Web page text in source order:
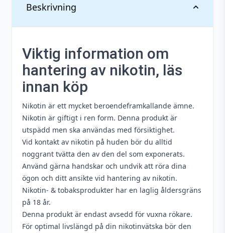
Beskrivning
Viktig information om
hantering av nikotin, läs
innan köp
Nikotin är ett mycket beroendeframkallande ämne.
Nikotin är giftigt i ren form. Denna produkt är
utspädd men ska användas med försiktighet.
Vid kontakt av nikotin på huden bör du alltid
noggrant tvätta den av den del som exponerats.
Använd gärna handskar och undvik att röra dina
ögon och ditt ansikte vid hantering av nikotin.
Nikotin- & tobaksprodukter har en laglig åldersgräns
på 18 år.
Denna produkt är endast avsedd för vuxna rökare.
För optimal livslängd på din nikotinvätska bör den
Vikt
Antal
1 st
Blandning
50VG / 50PG
Innehåller
Ja
Justerbart
luftflöde
Nej
Nikotin
20 mg
Smakprofil
Mentol
Tillverkare
Syndicate
Typ
Engångs vape
Vätskekapacitet 2 ml